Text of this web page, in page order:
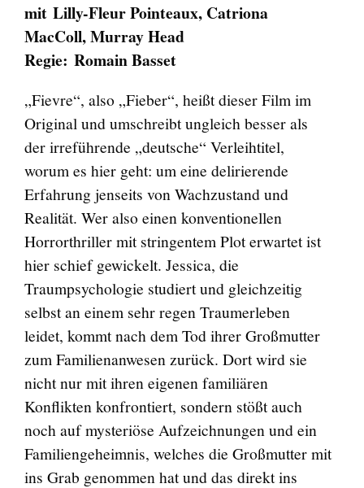
mit Lilly-Fleur Pointeaux, Catriona
MacColl, Murray Head
Regie: Romain Basset
„Fievre“, also „Fieber“, heißt dieser Film im
Original und umschreibt ungleich besser als
der irreführende „deutsche“ Verleihtitel,
worum es hier geht: um eine delirierende
Erfahrung jenseits von Wachzustand und
Realität. Wer also einen konventionellen
Horrorthriller mit stringentem Plot erwartet ist
hier schief gewickelt. Jessica, die
Traumpsychologie studiert und gleichzeitig
selbst an einem sehr regen Traumerleben
leidet, kommt nach dem Tod ihrer Großmutter
zum Familienanwesen zurück. Dort wird sie
nicht nur mit ihren eigenen familiären
Konflikten konfrontiert, sondern stößt auch
noch auf mysteriöse Aufzeichnungen und ein
Familiengeheimnis, welches die Großmutter mit
ins Grab genommen hat und das direkt ins